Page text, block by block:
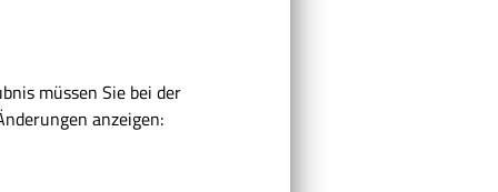
müssen Sie bei der
anzeigen: